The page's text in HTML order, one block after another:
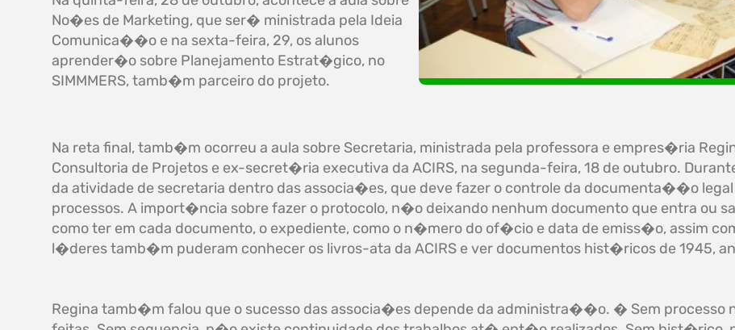
No�es de Marketing, que ser� ministrada pela Ideia
Comunica��o e na sexta-feira, 29, os alunos
aprender�o sobre Planejamento Estrat�gico, no
SIMMMERS, tamb�m parceiro do projeto.
Na reta final, tamb�m ocorreu a aula sobre Secretaria, ministrada pela professora e empres�ria
Consultoria de Projetos e ex-secret�ria executiva da ACIRS, na segunda-feira, 18 de outubro.
da atividade de secretaria dentro das associa�es, que deve fazer o controle da documenta��o
processos. A import�ncia sobre fazer o protocolo, n�o deixando nenhum documento que entra ou
como ter em cada documento, o expediente, como o n�mero do of�cio e data de emiss�o, assim
l�deres tamb�m puderam conhecer os livros-ata da ACIRS e ver documentos hist�ricos de
Regina tamb�m falou que o sucesso das associa�es depende da administra��o. � Sem processo